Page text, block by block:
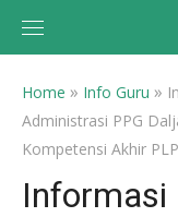
Home » Info Guru »
Administrasi PPG
Kompetensi Akhir
Informasi